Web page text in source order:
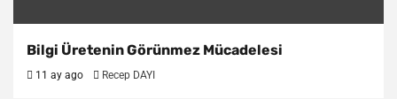
Bilgi Üretenin Görünmez Mücadelesi
11 ay ago Recep DAYI